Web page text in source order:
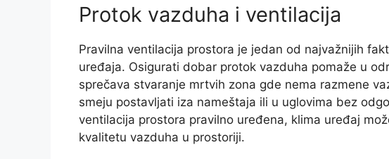
Protok vazduha i ventilacija
Pravilna ventilacija prostora je jedan od najvažnijih
uređaja. Osigurati dobar protok vazduha pomaže u
sprečava stvaranje mrtvih zona gde nema razmene
smeju postavljati iza nameštaja ili u uglovima bez
ventilacija prostora pravilno uređena, klima uređaj
kvalitetu vazduha u prostoriji.